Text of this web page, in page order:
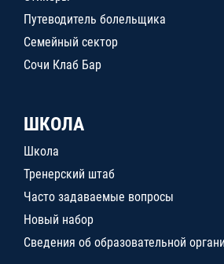
Путеводитель болельщика
Семейный сектор
Сочи Клаб Бар
ШКОЛА
Школа
Тренерский штаб
Часто задаваемые вопросы
Новый набор
Сведения об образовательной